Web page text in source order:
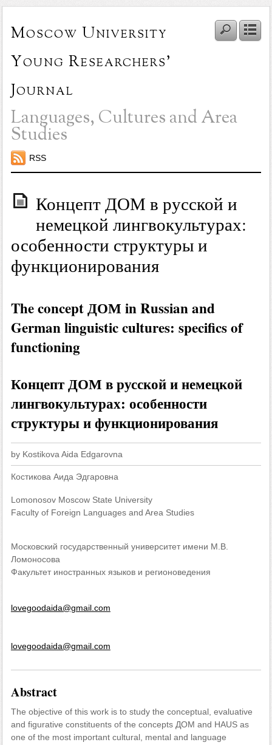
Moscow University
Young Researchers'
Journal
Languages, Cultures and Area
Studies
RSS
Концепт ДОМ в русской и
немецкой лингвокультурах:
особенности структуры и
функционирования
The concept ДОМ in Russian and
German linguistic cultures: specifics of
functioning
Концепт ДОМ в русской и немецкой
лингвокультурах: особенности
структуры и функционирования
by Kostikova Aida Edgarovna
Костикова Аида Эдгаровна
Lomonosov Moscow State University
Faculty of Foreign Languages and Area Studies
Московский государственный университет имени М.В.
Ломоносова
Факультет иностранных языков и регионоведения
lovegoodaida@gmail.com
lovegoodaida@gmail.com
Abstract
The objective of this work is to study the conceptual, evaluative
and figurative constituents of the concepts ДОМ and HAUS as
one of the most important cultural, mental and language